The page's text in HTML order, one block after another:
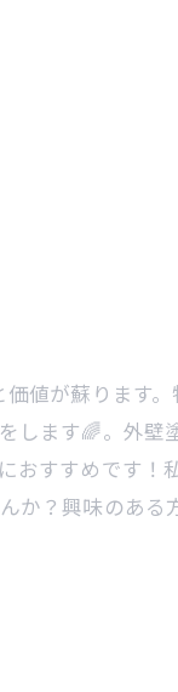
値が蘇ります
します🌈。外壁
すすめです！
か？興味のある